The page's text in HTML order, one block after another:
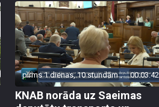
pirms 1 dienas, 10 stundām 00:03:42
KNAB norāda uz Saeimas